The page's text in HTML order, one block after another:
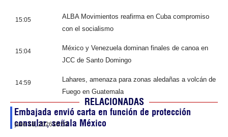
15:05
ALBA Movimientos reafirma en Cuba compromiso
con el socialismo
15:04
México y Venezuela dominan finales de canoa en
JCC de Santo Domingo
14:59
Lahares, amenaza para zonas aledañas a volcán de
Fuego en Guatemala
RELACIONADAS
Embajada envió carta en función de protección
consular, señala México
julio 18, 202610:53